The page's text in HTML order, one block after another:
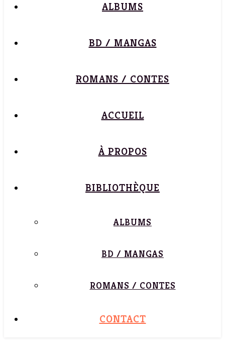
ALBUMS
BD / MANGAS
ROMANS / CONTES
ACCUEIL
À PROPOS
BIBLIOTHÈQUE
ALBUMS
BD / MANGAS
ROMANS / CONTES
CONTACT